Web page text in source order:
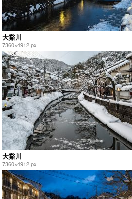
大谿川
7360×4912 px
大谿川
7360×4912 px